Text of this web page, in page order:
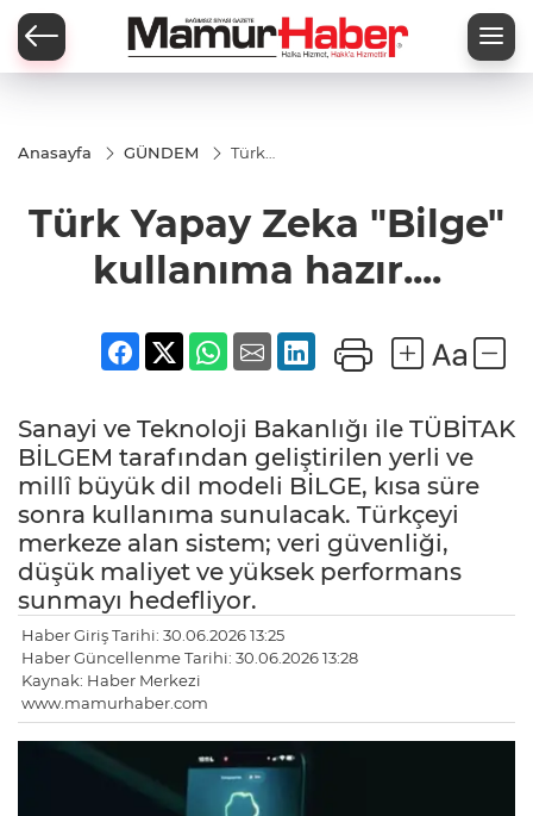
Anasayfa GÜNDEM
Türk
"Bilge"
kullanıma
hazır....
Türk Yapay Zeka "Bilge"
kullanıma hazır....
Sanayi ve Teknoloji Bakanlığı ile TÜBİTAK
BİLGEM tarafından geliştirilen yerli ve
millî büyük dil modeli BİLGE, kısa süre
sonra kullanıma sunulacak. Türkçeyi
merkeze alan sistem; veri güvenliği,
düşük maliyet ve yüksek performans
sunmayı hedefliyor.
Haber Giriş Tarihi: 30.06.2026 13:25
Haber Güncellenme Tarihi: 30.06.2026 13:28
Kaynak: Haber Merkezi
www.mamurhaber.com